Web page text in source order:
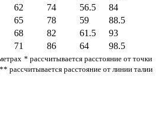
62 74 56.5
84
65 78 59
88.5
68 82 61.5
93
71 86 64 98.5
* рассчитывается расстояние от точки
** рассчитывается расстояние от линии талии